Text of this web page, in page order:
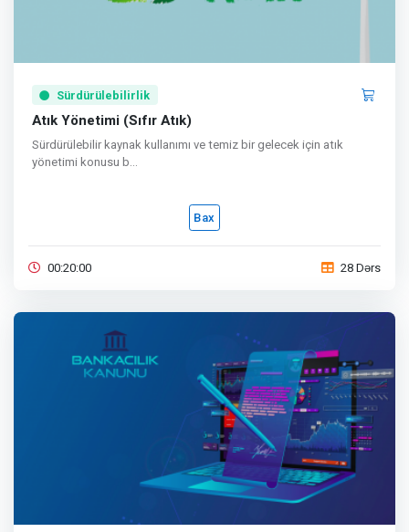
Sürdürülebilirlik
Atık Yönetimi (Sıfır Atık)
Sürdürülebilir kaynak kullanımı ve temiz bir gelecek için atık
yönetimi konusu b...
Bax
00:20:00 28 Dərs